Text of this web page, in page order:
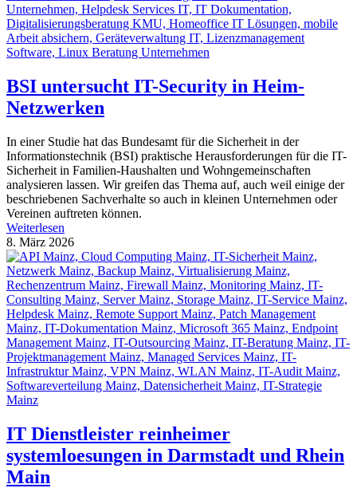
BSI untersucht IT-Security in Heim-
Netzwerken
In einer Studie hat das Bundesamt für die Sicherheit in der
Informationstechnik (BSI) praktische Herausforderungen für die IT-
Sicherheit in Familien-Haushalten und Wohngemeinschaften
analysieren lassen. Wir greifen das Thema auf, auch weil einige der
beschriebenen Sachverhalte so auch in kleinen Unternehmen oder
Vereinen auftreten können.
Weiterlesen
8. März 2026
IT Dienstleister reinheimer
systemloesungen in Darmstadt und Rhein
Main